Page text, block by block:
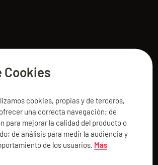
Cookies
cookies, propias y de terceros,
una correcta navegación; de
para mejorar la calidad del producto o
de análisis para medir la audiencia y
de los usuarios. Más